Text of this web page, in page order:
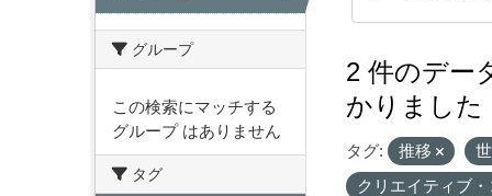
グループ
この検索にマッチする
グループ はありません
タグ
2 件のデー
かりました
タグ: 推移
クリエイティブ